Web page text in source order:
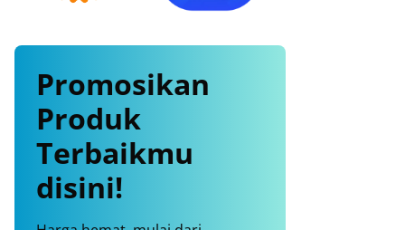
Promosikan
Produk
Terbaikmu
disini!